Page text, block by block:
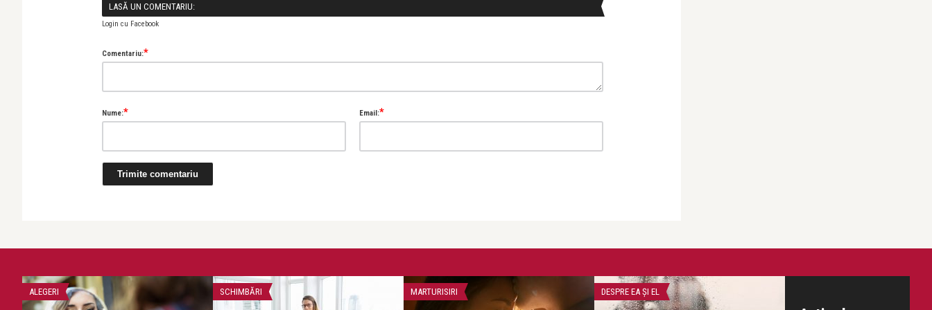
LASĂ UN COMENTARIU:
Login cu Facebook
Comentariu:*
Nume:* Email:*
ALEGERI SCHIMBĂRI MARTURISIRI DESPRE EA ŞI EL